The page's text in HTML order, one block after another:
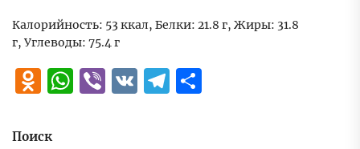
Калорийность: 53 ккал, Белки: 21.8 г, Жиры: 31.8
г, Углеводы: 75.4 г
Odnoklassniki
WhatsApp
Viber
VK Telegram
Поиск